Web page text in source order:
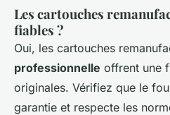
Les cartouches
fiables ?
Oui, les cartouches
professionnelle offrent une
originales. Vérifiez que le
garantie et respecte les